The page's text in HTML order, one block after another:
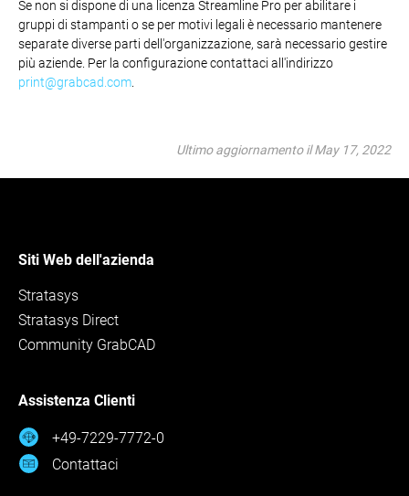
Se non si dispone di una licenza Streamline Pro per abilitare i
gruppi di stampanti o se per motivi legali è necessario mantenere
separate diverse parti dell'organizzazione, sarà necessario gestire
più aziende. Per la configurazione contattaci all'indirizzo
print@grabcad.com
Ultimo aggiornamento il May 17, 2022
Siti Web dell'azienda
Stratasys
Stratasys Direct
Community GrabCAD
Assistenza Clienti
+49-7229-7772-0
Contattaci